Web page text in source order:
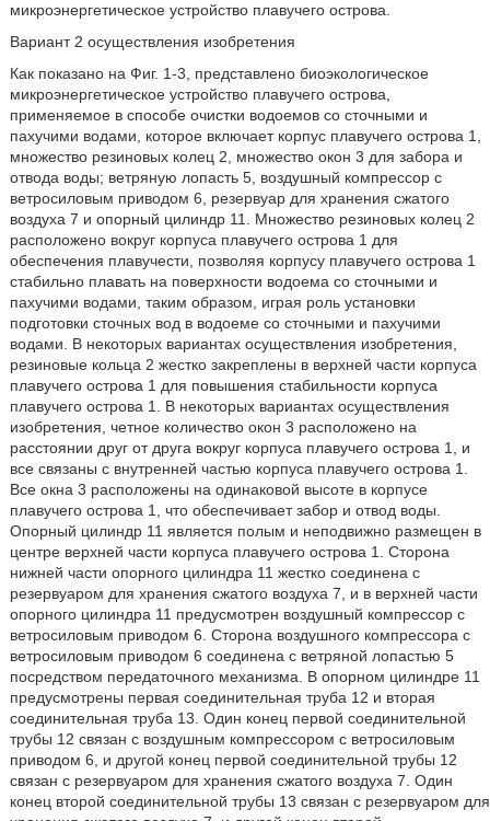
микроэнергетическое устройство плавучего острова.
Вариант 2 осуществления изобретения
Как показано на Фиг. 1-3, представлено биоэкологическое
микроэнергетическое устройство плавучего острова,
применяемое в способе очистки водоемов со сточными и
пахучими водами, которое включает корпус плавучего острова 1,
множество резиновых колец 2, множество окон 3 для забора и
отвода воды; ветряную лопасть 5, воздушный компрессор с
ветросиловым приводом 6, резервуар для хранения сжатого
воздуха 7 и опорный цилиндр 11. Множество резиновых колец 2
расположено вокруг корпуса плавучего острова 1 для
обеспечения плавучести, позволяя корпусу плавучего острова 1
стабильно плавать на поверхности водоема со сточными и
пахучими водами, таким образом, играя роль установки
подготовки сточных вод в водоеме со сточными и пахучими
водами. В некоторых вариантах осуществления изобретения,
резиновые кольца 2 жестко закреплены в верхней части корпуса
плавучего острова 1 для повышения стабильности корпуса
плавучего острова 1. В некоторых вариантах осуществления
изобретения, четное количество окон 3 расположено на
расстоянии друг от друга вокруг корпуса плавучего острова 1, и
все связаны с внутренней частью корпуса плавучего острова 1.
Все окна 3 расположены на одинаковой высоте в корпусе
плавучего острова 1, что обеспечивает забор и отвод воды.
Опорный цилиндр 11 является полым и неподвижно размещен в
центре верхней части корпуса плавучего острова 1. Сторона
нижней части опорного цилиндра 11 жестко соединена с
резервуаром для хранения сжатого воздуха 7, и в верхней части
опорного цилиндра 11 предусмотрен воздушный компрессор с
ветросиловым приводом 6. Сторона воздушного компрессора с
ветросиловым приводом 6 соединена с ветряной лопастью 5
посредством передаточного механизма. В опорном цилиндре 11
предусмотрены первая соединительная труба 12 и вторая
соединительная труба 13. Один конец первой соединительной
трубы 12 связан с воздушным компрессором с ветросиловым
приводом 6, и другой конец первой соединительной трубы 12
связан с резервуаром для хранения сжатого воздуха 7. Один
конец второй соединительной трубы 13 связан с резервуаром для